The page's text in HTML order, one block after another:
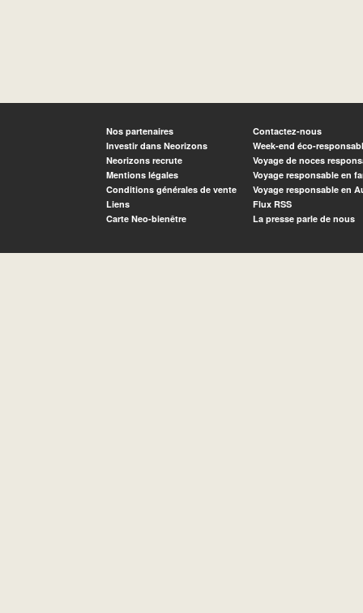
Nos partenaires
Investir dans Neorizons
Neorizons recrute
Mentions légales
Conditions générales de vente
Liens
Carte Neo-bienêtre
Contactez-nous
Week-end éco-
Voyage de noces
Voyage responsable en
Voyage responsable en
Flux RSS
La presse parle de nous